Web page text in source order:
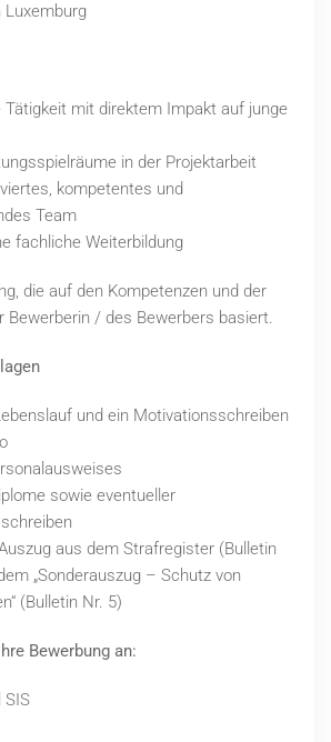
Luxemburg
mit direktem Impakt auf junge
in der Projektarbeit
kompetentes und
Team
fachliche Weiterbildung
die auf den Kompetenzen und der
Bewerberin / des Bewerbers basiert.
und ein Motivationsschreiben
sowie eventueller
aus dem Strafregister (Bulletin
„Sonderauszug – Schutz von
(Bulletin Nr. 5)
Bewerbung an:
SIS